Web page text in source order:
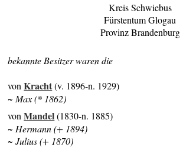
Kreis Schwiebus
Fürstentum Glogau
Provinz Brandenburg
bekannte Besitzer waren die
vonKracht(v. 1896-n. 1929)
~ Max (* 1862)
vonMandel(1830-n. 1885)
~ Hermann (+ 1894)
~ Julius (+ 1870)